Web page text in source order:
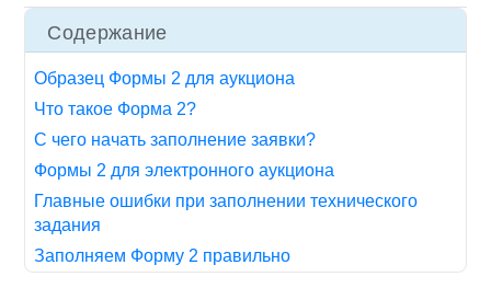
Содержание
Образец Формы 2 для аукциона
Что такое Форма 2?
С чего начать заполнение заявки?
Формы 2 для электронного аукциона
Главные ошибки при заполнении технического
задания
Заполняем Форму 2 правильно